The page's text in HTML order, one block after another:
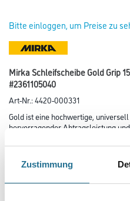
Zustimmung
Bitte einloggen, um Preise zu
Mirka Schleifscheibe Gold Grip
#2361105040
Art-Nr.:4420-000331
Gold ist eine hochwertige,
hervorragender Abtragsleistung
verfügbar und kann so auf vielen
Durchmesser in millimeter